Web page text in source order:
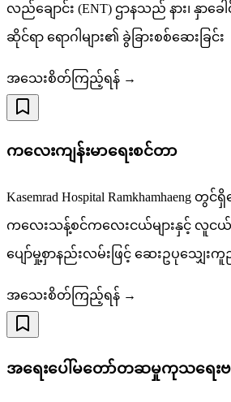
လည်ချောင်း (ENT) ဌာနသည် နား၊ နှာခေ
ဆိုင်ရာ ရောဂါများ၏ ခွဲခြားစစ်ဆေးခြင်း
အသေးစိတ်ကြည့်ရန် →
ကလေးကျန်းမာရေးစင်တာ
Kasemrad Hospital Ramkhamhaeng
ကလေးသန့်စင်ကလေးငယ်များနှင့် လူင
ပျော်မှု့စှာနည်းလမ်းဖြင့် ဆေးဥပုသျှေးကူ
အသေးစိတ်ကြည့်ရန် →
အရေးပေါ်မတော်တဆမှုကုသရေး